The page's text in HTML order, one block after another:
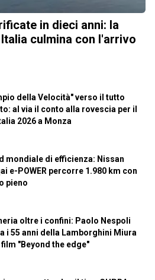
in dieci anni: la
culmina con l'arrivo
della Velocità" verso il tutto
al via il conto alla rovescia per il
2026 a Monza
mondiale di efficienza: Nissan
e-POWER percorre 1.980 km con
pieno
oltre i confini: Paolo Nespoli
i 55 anni della Lamborghini Miura
film "Beyond the edge"